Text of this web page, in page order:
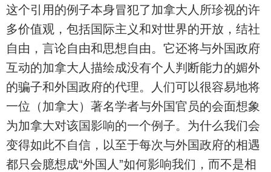
这个引用的例子本身冒犯了加拿大人所珍视的许
多价值观，包括国际主义和对世界的开放，结社
自由，言论自由和思想自由。它还将与外国政府
互动的加拿大人描绘成没有个人判断能力的媚外
的骗子和外国政府的代理。人们可以很容易地将
一位（加拿大）著名学者与外国官员的会面想象
为加拿大对该国影响的一个例子。为什么我们会
变得如此不自信，以至于每次与外国政府的相遇
都只会臆想成“外国人”如何影响我们，而不是相